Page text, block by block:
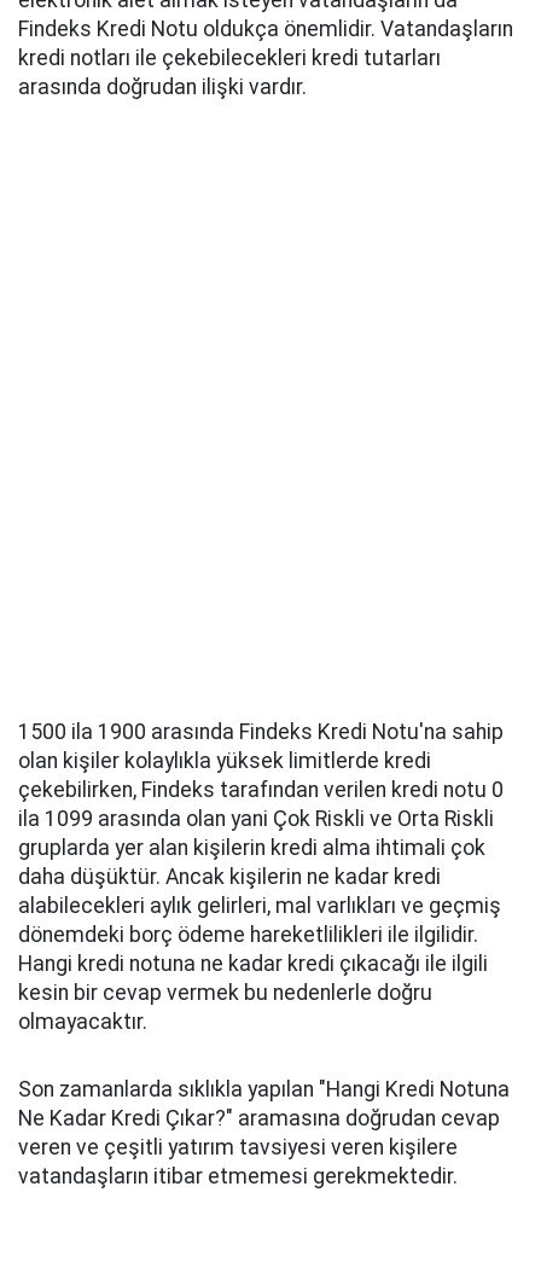
Findeks Kredi Notu oldukça önemlidir. Vatandaşların
kredi notları ile çekebilecekleri kredi tutarları
arasında doğrudan ilişki vardır.
1500 ila 1900 arasında Findeks Kredi Notu'na sahip
olan kişiler kolaylıkla yüksek limitlerde kredi
çekebilirken, Findeks tarafından verilen kredi notu 0
ila 1099 arasında olan yani Çok Riskli ve Orta Riskli
gruplarda yer alan kişilerin kredi alma ihtimali çok
daha düşüktür. Ancak kişilerin ne kadar kredi
alabilecekleri aylık gelirleri, mal varlıkları ve geçmiş
dönemdeki borç ödeme hareketlilikleri ile ilgilidir.
Hangi kredi notuna ne kadar kredi çıkacağı ile ilgili
kesin bir cevap vermek bu nedenlerle doğru
olmayacaktır.
Son zamanlarda sıklıkla yapılan "Hangi Kredi Notuna
Ne Kadar Kredi Çıkar?" aramasına doğrudan cevap
veren ve çeşitli yatırım tavsiyesi veren kişilere
vatandaşların itibar etmemesi gerekmektedir.